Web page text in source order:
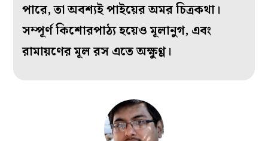
পারে, তা অবশ্যই পাইয়ের অমর চিত্রকথা।
সম্পূর্ণ কিশোরপাঠ্য হয়েও মূলানুগ, এবং
রামায়ণের মূল রস এতে অক্ষুণ্ণ।